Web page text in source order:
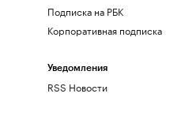
Подписка на РБК
Корпоративная подписка
Уведомления
RSS Новости